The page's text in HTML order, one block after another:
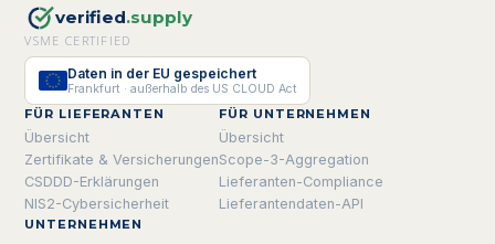
verified.supply
VSME CERTIFIED
Daten in der EU gespeichert
Frankfurt · außerhalb des US CLOUD Act
FÜR LIEFERANTEN
Übersicht
Zertifikate & Versicherungen
CSDDD-Erklärungen
NIS2-Cybersicherheit
FÜR UNTERNEHMEN
Übersicht
Scope-3-Aggregation
Lieferanten-Compliance
Lieferantendaten-API
UNTERNEHMEN